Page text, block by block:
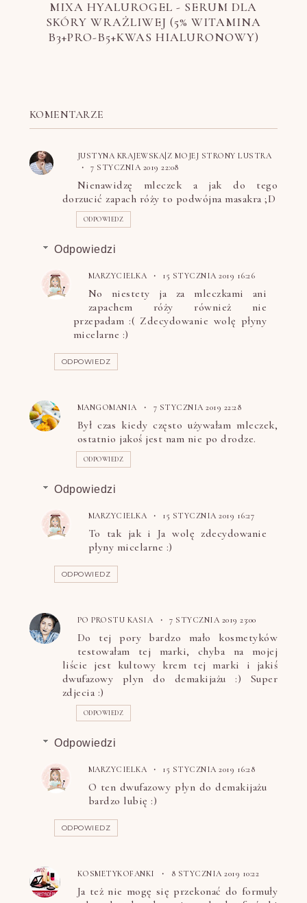
MIXA HYALUROGEL - SERUM DLA
SKÓRY WRAŻLIWEJ (5% WITAMINA
B3+PRO-B5+KWAS HIALURONOWY)
KOMENTARZE
JUSTYNA KRAJEWSKA|Z MOJEJ STRONY LUSTRA
7 STYCZNIA 2019 22:08
Nienawidzę mleczek a jak do tego
dorzucić zapach róży to podwójna masakra ;D
ODPOWIEDZ
Odpowiedzi
MARZYCIELKA 15 STYCZNIA 2019 16:26
No niestety ja za mleczkami ani
zapachem róży również nie
przepadam :( Zdecydowanie wolę płyny
micelarne :)
ODPOWIEDZ
MANGOMANIA 7 STYCZNIA 2019 22:28
Był czas kiedy często używałam mleczek,
ostatnio jakoś jest nam nie po drodze.
ODPOWIEDZ
Odpowiedzi
MARZYCIELKA 15 STYCZNIA 2019 16:27
To tak jak i Ja wolę zdecydowanie
płyny micelarne :)
ODPOWIEDZ
PO PROSTU KASIA 7 STYCZNIA 2019 23:00
Do tej pory bardzo mało kosmetyków
testowałam tej marki, chyba na mojej
liście jest kultowy krem tej marki i jakiś
dwufazowy plyn do demakijażu :) Super
zdjecia :)
ODPOWIEDZ
Odpowiedzi
MARZYCIELKA 15 STYCZNIA 2019 16:28
O ten dwufazowy płyn do demakijażu
bardzo lubię :)
ODPOWIEDZ
KOSMETYKOFANKI 8 STYCZNIA 2019 10:22
Ja też nie mogę się przekonać do formuły